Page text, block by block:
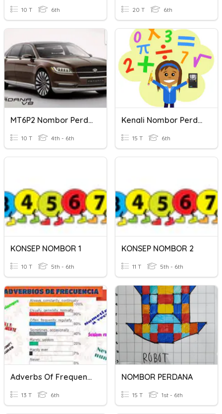
10 T 6th 20 T 6th
MT6P2 Nombor Perdana
10 T 4th - 6th
Kenali Nombor Perdana
15 T 6th
KONSEP NOMBOR 1
10 T 5th - 6th
KONSEP NOMBOR 2
11 T 5th - 6th
Adverbs Of Frequency-Expressions Of Obligation/General Obligatio
13 T 6th
NOMBOR PERDANA
15 T 1st - 6th